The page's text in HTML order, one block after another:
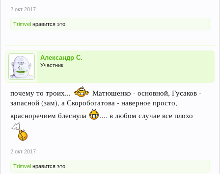
2 окт 2017
Trimvel нравится это.
Александр С.
Участник
почему то троих...
Матюшенко - основной, Гусаков -
запасной (зам), а Скоробогатова - наверное просто,
красноречием блеснула
.... в любом случае все плохо
2 окт 2017
Trimvel нравится это.